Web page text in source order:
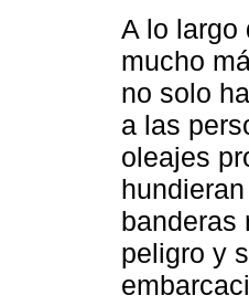
A lo largo
mucho
no solo
a las
oleajes
banderas
peligro y